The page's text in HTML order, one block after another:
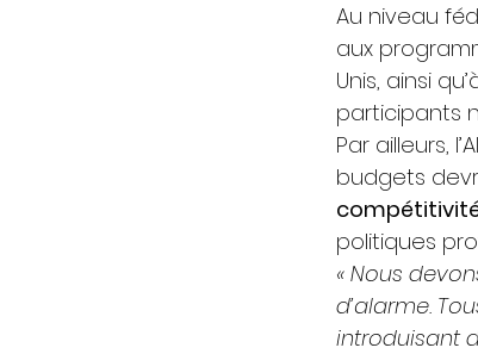
Au niveau
aux
Unis, ainsi
participants
Par ailleurs,
budgets
politiques
« Nous
d’alarme.
introduisant